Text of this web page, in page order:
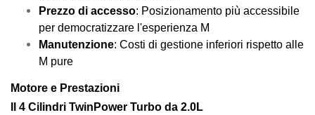
Prezzo di accesso: Posizionamento più accessibile
per democratizzare l'esperienza M
Manutenzione: Costi di gestione inferiori rispetto alle
M pure
Motore e Prestazioni
Il 4 Cilindri TwinPower Turbo da 2.0L